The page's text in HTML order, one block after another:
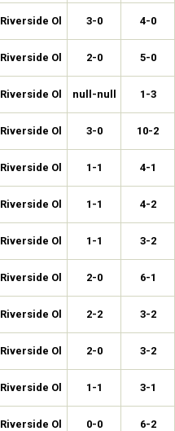
Riverside Ol 3-0 4-0
Riverside Ol 2-0 5-0
Riverside Ol null-null 1-3
Riverside Ol 3-0 10-2
Riverside Ol 1-1 4-1
Riverside Ol 1-1 4-2
Riverside Ol 1-1 3-2
Riverside Ol 2-0 6-1
Riverside Ol 2-2 3-2
Riverside Ol 2-0 3-2
Riverside Ol 1-1 3-1
Riverside Ol 0-0 6-2